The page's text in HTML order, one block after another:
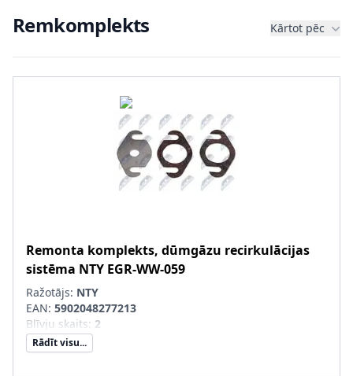
Remkomplekts Kārtot pēc
Remonta komplekts, dūmgāzu recirkulācijas
sistēma NTY EGR-WW-059
Ražotājs: NTY
EAN: 5902048277213
Blīvju skaits: 2
Rādīt visu...